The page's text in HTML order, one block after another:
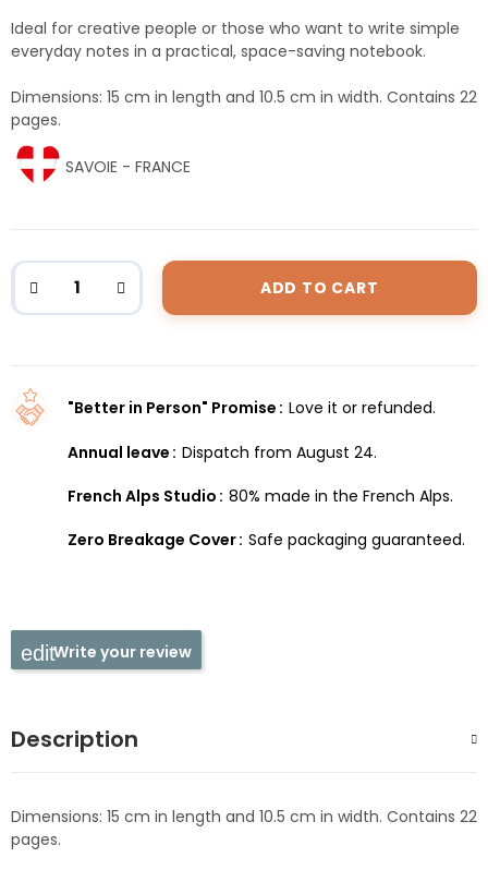
Ideal for creative people or those who want to write simple
everyday notes in a practical, space-saving notebook.
Dimensions: 15 cm in length and 10.5 cm in width. Contains 22
pages.
SAVOIE - FRANCE
ADD TO CART
"Better in Person" Promise Love it or refunded.
Annual leave Dispatch from August 24.
French Alps Studio 80% made in the French Alps.
Zero Breakage Cover Safe packaging guaranteed.
Write your review
Description
Dimensions: 15 cm in length and 10.5 cm in width. Contains 22
pages.